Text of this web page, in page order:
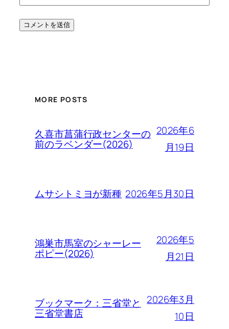
MORE POSTS
久喜市菖蒲行政センターの
前のラベンダー(2026)
2026年6
月19日
ムサシトミヨが新種 2026年5月30日
鴻巣市馬室のシャーレー
ポピー(2026)
2026年5
月21日
ブックマーク：三省堂と
三省堂書店
2026年3月
10日